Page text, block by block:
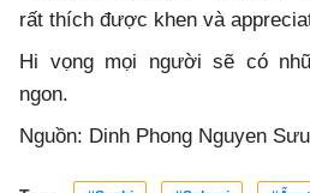
rất thích được khen và
Hi vọng mọi người sẽ có
ngon.
Nguồn: Dinh Phong Nguyen